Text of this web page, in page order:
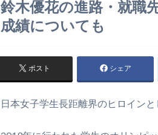
鈴木優花の進路・就職
成績についても
ポスト シェア
日本女子学生長距離界のヒロイン